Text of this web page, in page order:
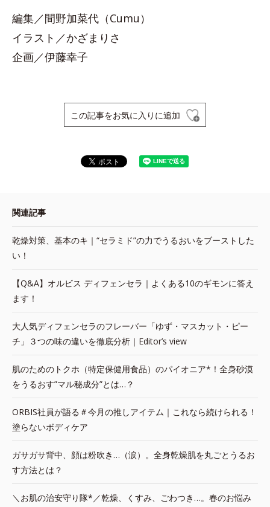
編集／間野加菜代（Cumu）
イラスト／かざまりさ
企画／伊藤幸子
この記事をお気に入りに追加
関連記事
乾燥対策、基本のキ｜“セラミド”の力でうるおいをブーストした
い！
【Q&A】オルビス ディフェンセラ｜よくある10のギモンに答え
ます！
大人気ディフェンセラのフレーバー「ゆず・マスカット・ピー
チ」３つの味の違いを徹底分析｜Editor’s view
肌のためのトクホ（特定保健用食品）のパイオニア*！全身砂漠
をうるおす”マル秘成分”とは…？
ORBIS社員が語る＃今月の推しアイテム｜これなら続けられる！
塗らないボディケア
ガサガサ背中、顔は粉吹き…（涙）。全身乾燥肌を丸ごとうるお
す方法とは？
＼お肌の治安守り隊*／乾燥、くすみ、ごわつき…。春のお悩み